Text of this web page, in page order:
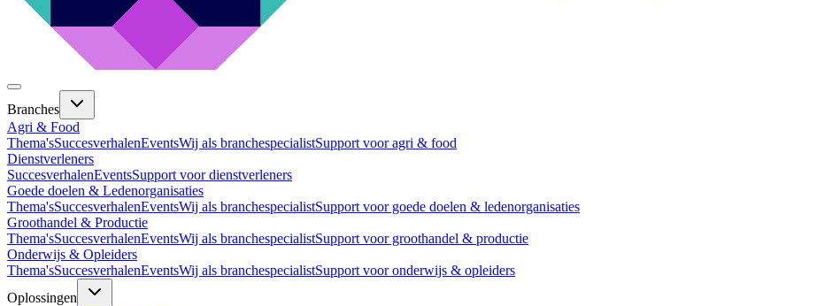
Branches
Agri & Food
Thema'sSuccesverhalenEventsWij als branchespecialistSupport voor agri & food
Dienstverleners
SuccesverhalenEventsSupport voor dienstverleners
Goede doelen & Ledenorganisaties
Thema'sSuccesverhalenEventsWij als branchespecialistSupport voor goede doelen & ledenorganisaties
Groothandel & Productie
Thema'sSuccesverhalenEventsWij als branchespecialistSupport voor groothandel & productie
Onderwijs & Opleiders
Thema'sSuccesverhalenEventsWij als branchespecialistSupport voor onderwijs & opleiders
Oplossingen